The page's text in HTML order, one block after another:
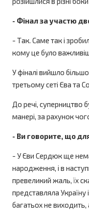
- Фінал за участю
- Так. Саме так і
кому це було
У фіналі вийшло
третьому сеті Єва та
До речі, суперництво
манері, за рахунок
- Ви говорите, що
- У Єви Сердюк ще
народження, і в
превеликий жаль, їх
представляла Україну
багатьох не виходить,